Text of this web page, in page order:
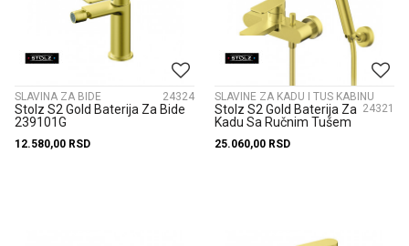
SLAVINA ZA BIDE 24324
Stolz S2 Gold Baterija Za Bide
239101G
12.580,00 RSD
SLAVINE ZA KADU I TUS KABINU
24321
Stolz S2 Gold Baterija Za
Kadu Sa Ručnim Tušem
25.060,00 RSD